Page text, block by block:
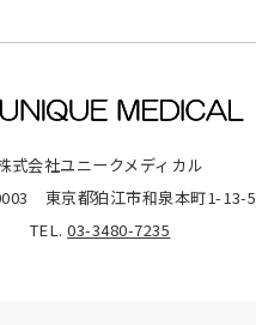
式会社ユニークメディカル
東京都狛江市和泉本町1-13-5
TEL.03-3480-7235